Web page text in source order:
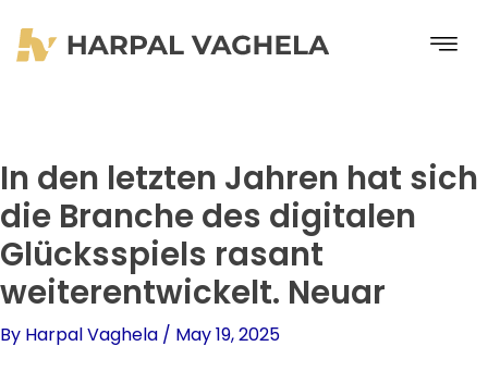
In den letzten Jahren hat sich
die Branche des digitalen
Glücksspiels rasant
weiterentwickelt. Neuar
By Harpal Vaghela / May 19, 2025